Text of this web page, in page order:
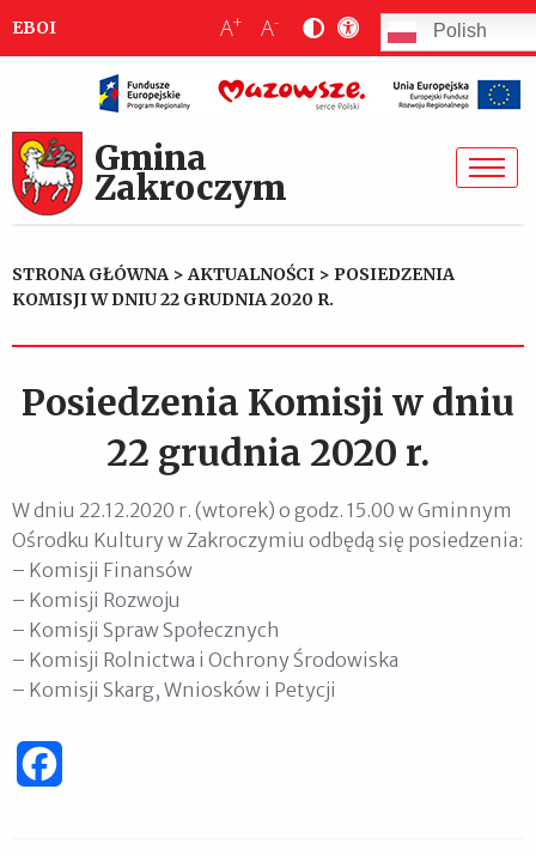
EBOI A+ A- Polish
Gmina
Zakroczym
STRONA GŁÓWNA >AKTUALNOŚCI > POSIEDZENIA
KOMISJI W DNIU 22 GRUDNIA 2020 R.
Posiedzenia Komisji w dniu
22 grudnia 2020 r.
W dniu 22.12.2020 r. (wtorek) o godz. 15.00 w Gminnym
Ośrodku Kultury w Zakroczymiu odbędą się posiedzenia:
– Komisji Finansów
– Komisji Rozwoju
– Komisji Spraw Społecznych
– Komisji Rolnictwa i Ochrony Środowiska
– Komisji Skarg, Wniosków i Petycji